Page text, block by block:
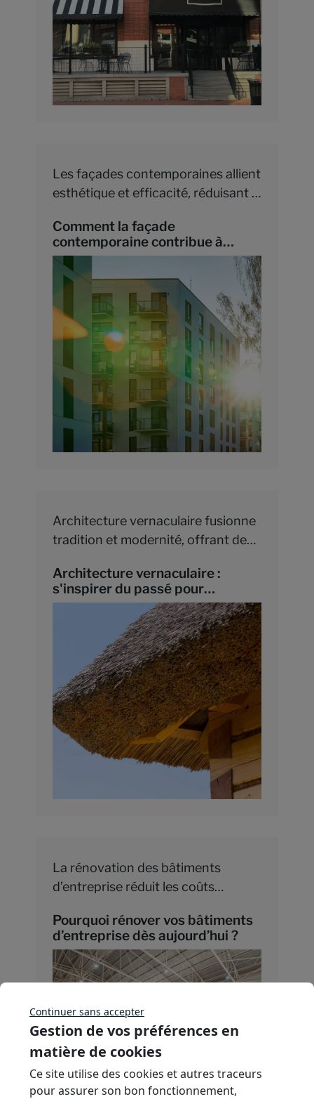
Les façades contemporaines allient
esthétique et efficacité, réduisant la
boostant le confort intérieur.
Comment la façade
contemporaine contribue à
l'efficacité énergétique ?
Architecture vernaculaire fusionne
tradition et modernité, offrant des
climat local pour un futur de
construction respectueux de
l'environnement.
Architecture vernaculaire :
s'inspirer du passé pour
construire l'avenir
La rénovation des bâtiments
d’entreprise réduit les coûts
tout en respectant les normes.
Pourquoi rénover vos bâtiments
d’entreprise dès aujourd’hui ?
Continuer sans accepter
Gestion de vos préférences en
matière de cookies
Ce site utilise des cookies et autres traceurs
pour assurer son bon fonctionnement,